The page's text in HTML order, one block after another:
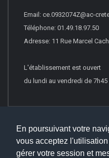
En poursuivant votre
vous acceptez
gérer votre session et
Email: ce.0932074Z@ac-
Téléphone: 01.49.18.97.50
Adresse: 11 Rue Marcel
L'établissement est ouvert
du lundi au vendredi de 7h45
© 2022 Websco Innovations -